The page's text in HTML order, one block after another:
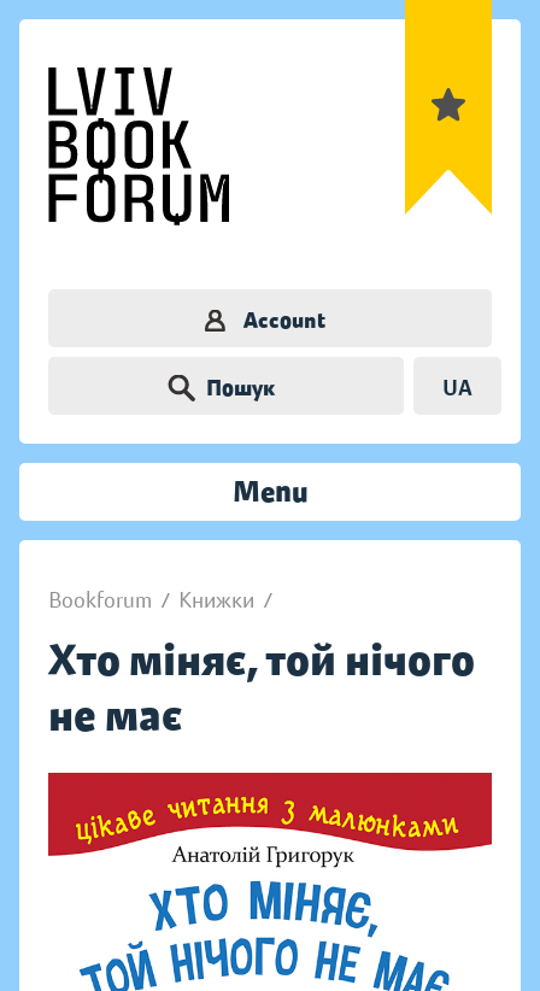
Account
Пошук UA
Menu
Bookforum / Книжки /
Хто міняє, той нічого
не має